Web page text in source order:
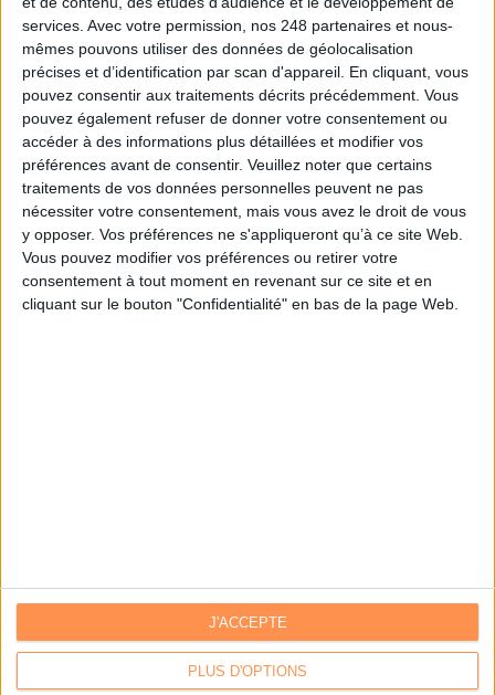
services. Avec votre permission, nos 248 partenaires et nous-
mêmes pouvons utiliser des données de géolocalisation
précises et d’identification par scan d'appareil. En cliquant, vous
pouvez consentir aux traitements décrits précédemment. Vous
pouvez également refuser de donner votre consentement ou
accéder à des informations plus détaillées et modifier vos
préférences avant de consentir. Veuillez noter que certains
traitements de vos données personnelles peuvent ne pas
nécessiter votre consentement, mais vous avez le droit de vous
y opposer. Vos préférences ne s'appliqueront qu’à ce site Web.
Vous pouvez modifier vos préférences ou retirer votre
consentement à tout moment en revenant sur ce site et en
cliquant sur le bouton "Confidentialité" en bas de la page Web.
PLUS D'OPTIONS
J'ACCEPTE
Je m'inscris pour commenter les articles
ou déposer mon CV
Je m'inscris sur Archimag.com
Communiquer avec Archimag|Communiquer avec ACE